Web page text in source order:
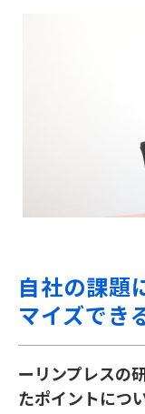
自社の課題
マイズでき
ーリンプレスの
たポイントにつ